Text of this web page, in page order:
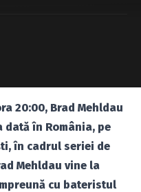
20:00, Brad Mehldau
în România, pe
în cadrul seriei de
Mehldau vine la
cu bateristul